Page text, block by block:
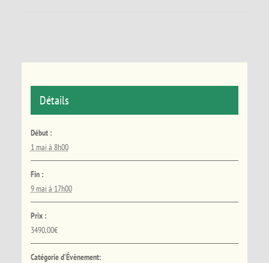
Détails
Début :
1 mai à 8h00
Fin :
9 mai à 17h00
Prix :
3490,00€
Catégorie d’Évènement: